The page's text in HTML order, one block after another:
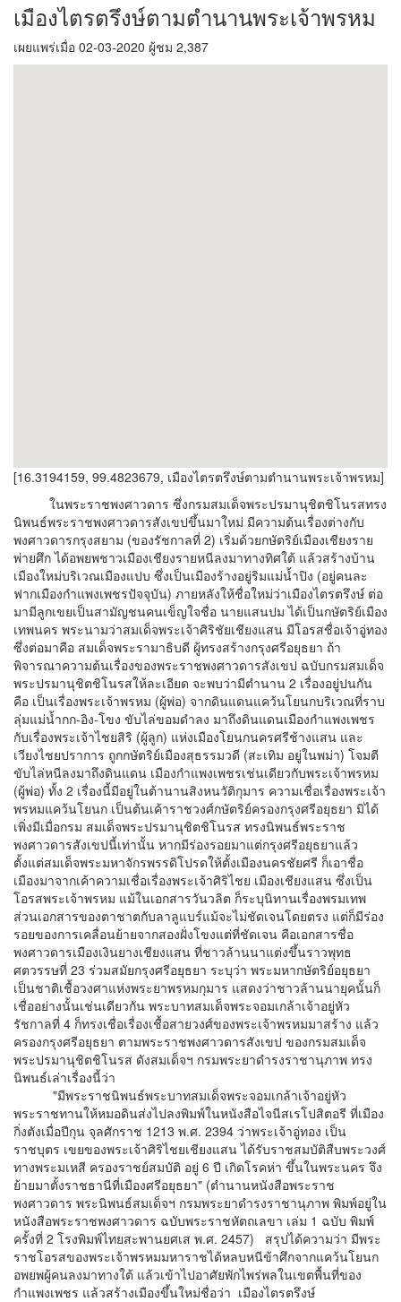
เมืองไตรตรึงษ์ตามตำนานพระเจ้าพรหม
เผยแพร่เมื่อ 02-03-2020 ผู้ชม 2,387
[16.3194159, 99.4823679, เมืองไตรตรึงษ์ตามตำนานพระเจ้าพรหม]
ในพระราชพงศาวดาร ซึ่งกรมสมเด็จพระปรมานุชิตชิโนรสทรง
นิพนธ์พระราชพงศาวดารสังเขปขึ้นมาใหม่ มีความต้นเรื่องต่างกับ
พงศาวดารกรุงสยาม (ของรัชกาลที่ 2) เริ่มด้วยกษัตริย์เมืองเชียงราย
พ่ายศึก ได้อพยพชาวเมืองเชียงรายหนีลงมาทางทิศใต้ แล้วสร้างบ้าน
เมืองใหม่บริเวณเมืองแปบ ซึ่งเป็นเมืองร้างอยู่ริมแม่น้ำปิง (อยู่คนละ
ฟากเมืองกำแพงเพชรปัจจุบัน) ภายหลังให้ชื่อใหม่ว่าเมืองไตรตรึงษ์ ต่อ
มามีลูกเขยเป็นสามัญชนคนเข็ญใจชื่อ นายแสนปม ได้เป็นกษัตริย์เมือง
เทพนคร พระนามว่าสมเด็จพระเจ้าศิริชัยเชียงแสน มีโอรสชื่อเจ้าอู่ทอง
ซึ่งต่อมาคือ สมเด็จพระรามาธิบดี ผู้ทรงสร้างกรุงศรีอยุธยา ถ้า
พิจารณาความต้นเรื่องของพระราชพงศาวดารสังเขป ฉบับกรมสมเด็จ
พระปรมานุชิตชิโนรสให้ละเอียด จะพบว่ามีตำนาน 2 เรื่องอยู่ปนกัน
คือ เป็นเรื่องพระเจ้าพรหม (ผู้พ่อ) จากดินแดนแคว้นโยนกบริเวณที่ราบ
ลุ่มแม่น้ำกก-อิง-โขง ขับไล่ขอมดำลง มาถึงดินแดนเมืองกำแพงเพชร
กับเรื่องพระเจ้าไชยสิริ (ผู้ลูก) แห่งเมืองโยนกนครศรีช้างแสน และ
เวียงไชยปราการ ถูกกษัตริย์เมืองสุธรรมวดี (สะเทิม อยู่ในพม่า) โจมตี
ขับไล่หนีลงมาถึงดินแดน เมืองกำแพงเพชรเช่นเดียวกับพระเจ้าพรหม
(ผู้พ่อ) ทั้ง 2 เรื่องนี้มีอยู่ในต้านานสิงหนวัติกุมาร ความเชื่อเรื่องพระเจ้า
พรหมแคว้นโยนก เป็นต้นเค้าราชวงศ์กษัตริย์ครองกรุงศรีอยุธยา มิได้
เพิ่งมีเมื่อกรม สมเด็จพระปรมานุชิตชิโนรส ทรงนิพนธ์พระราช
พงศาวดารสังเขปนี้เท่านั้น หากมีร่องรอยมาแต่กรุงศรีอยุธยาแล้ว
ตั้งแต่สมเด็จพระมหาจักรพรรดิโปรดให้ตั้งเมืองนครชัยศรี ก็เอาชื่อ
เมืองมาจากเค้าความเชื่อเรื่องพระเจ้าศิริไชย เมืองเชียงแสน ซึ่งเป็น
โอรสพระเจ้าพรหม แม้ในเอกสารวันวลิต ก็ระบุนิทานเรื่องพรมเทพ
ส่วนเอกสารของตาชาตกับลาลูแบร์แม้จะไม่ชัดเจนโดยตรง แต่ก็มีร่อง
รอยของการเคลื่อนย้ายจากสองฝั่งโขงแต่ที่ชัดเจน คือเอกสารชื่อ
พงศาวดารเมืองเงินยางเชียงแสน ที่ชาวล้านนาแต่งขึ้นราวพุทธ
ศตวรรษที่ 23 ร่วมสมัยกรุงศรีอยุธยา ระบุว่า พระมหากษัตริย์อยุธยา
เป็นชาติเชื้อวงศาแห่งพระยาพรหมกุมาร แสดงว่าชาวล้านนายุคนั้นก็
เชื่ออย่างนั้นเช่นเดียวกัน พระบาทสมเด็จพระจอมเกล้าเจ้าอยู่หัว
รัชกาลที่ 4 ก็ทรงเชื่อเรื่องเชื้อสายวงศ์ของพระเจ้าพรหมมาสร้าง แล้ว
ครองกรุงศรีอยุธยา ตามพระราชพงศาวดารสังเขป ของกรมสมเด็จ
พระปรมานุชิตชิโนรส ดังสมเด็จฯ กรมพระยาดำรงราชานุภาพ ทรง
นิพนธ์เล่าเรื่องนี้ว่า
"มีพระราชนิพนธ์พระบาทสมเด็จพระจอมเกล้าเจ้าอยู่หัว
พระราชทานให้หมอดินส่งไปลงพิมพ์ในหนังสือไจนีสเรโปสิตอรี ที่เมือง
กิ่งตังเมื่อปีกุน จุลศักราช 1213 พ.ศ. 2394 ว่าพระเจ้าอู่ทอง เป็น
ราชบุตร เขยของพระเจ้าศิริไชยเชียงแสน ได้รับราชสมบัติสืบพระวงศ์
ทางพระมเหสี ครองราชย์สมบัติ อยู่ 6 ปี เกิดโรคห่า ขึ้นในพระนคร จึง
ย้ายมาตั้งราชธานีที่เมืองศรีอยุธยา" (ตำนานหนังสือพระราช
พงศาวดาร พระนิพนธ์สมเด็จฯ กรมพระยาดำรงราชานุภาพ พิมพ์อยู่ใน
หนังสือพระราชพงศาวดาร ฉบับพระราชหัตถเลขา เล่ม 1 ฉบับ พิมพ์
ครั้งที่ 2 โรงพิมพ์ไทยสะพานยศเส พ.ศ. 2457) สรุปได้ความว่า มีพระ
ราชโอรสของพระเจ้าพรหมมหาราชได้หลบหนีข้าศึกจากแคว้นโยนก
อพยพผู้คนลงมาทางใต้ แล้วเข้าไปอาศัยพักไพร่พลในเขตพื้นที่ของ
กำแพงเพชร แล้วสร้างเมืองขึ้นใหม่ชื่อว่า เมืองไตรตรึงษ์